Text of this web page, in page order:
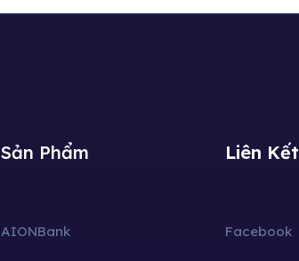
Sản Phẩm
AIONBank
Liên Kết
Facebook